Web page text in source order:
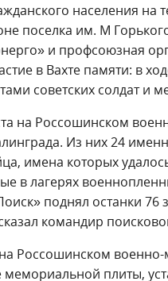
населения на
поселка им. М
и профсоюзная
в Вахте памяти: в
советских солдат и
на Россошинском
Из них 24
имена которых
в лагерях
поднял останки
командир
Россошинском
мемориальной плиты,